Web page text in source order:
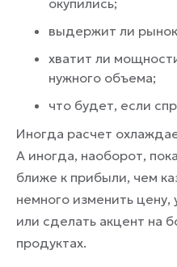
выдержит ли
хватит ли
нужного объема;
что будет, если
Иногда расчет
А иногда, наоборот,
ближе к прибыли, чем
немного изменить
или сделать акцент на
продуктах.